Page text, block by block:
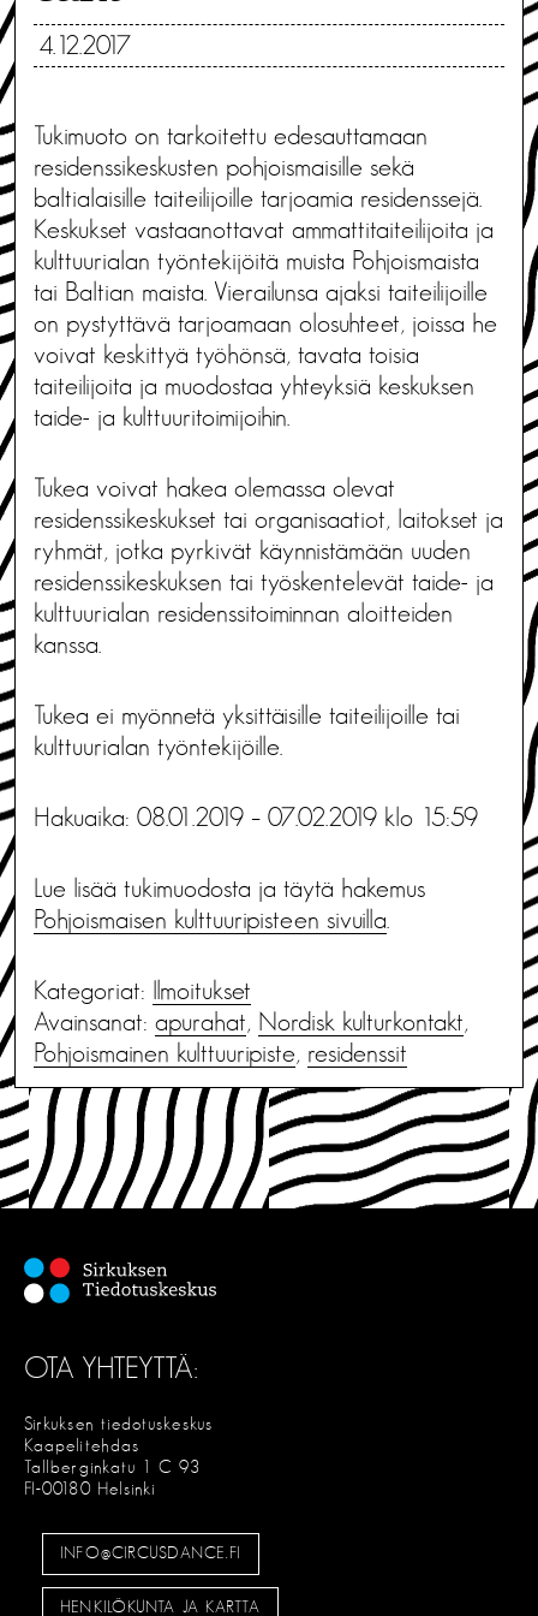
4.12.2017
Tukimuoto on tarkoitettu edesauttamaan
residenssikeskusten pohjoismaisille sekä
baltialaisille taiteilijoille tarjoamia residenssejä.
Keskukset vastaanottavat ammattitaiteilijoita ja
kulttuurialan työntekijöitä muista Pohjoismaista
tai Baltian maista. Vierailunsa ajaksi taiteilijoille
on pystyttävä tarjoamaan olosuhteet, joissa he
voivat keskittyä työhönsä, tavata toisia
taiteilijoita ja muodostaa yhteyksiä keskuksen
taide- ja kulttuuritoimijoihin.
Tukea voivat hakea olemassa olevat
residenssikeskukset tai organisaatiot, laitokset ja
ryhmät, jotka pyrkivät käynnistämään uuden
residenssikeskuksen tai työskentelevät taide- ja
kulttuurialan residenssitoiminnan aloitteiden
kanssa.
Tukea ei myönnetä yksittäisille taiteilijoille tai
kulttuurialan työntekijöille.
Hakuaika: 08.01.2019 – 07.02.2019 klo 15:59
Lue lisää tukimuodosta ja täytä hakemus
Pohjoismaisen kulttuuripisteen sivuilla
Kategoriat: Ilmoitukset
Avainsanat: apurahat, Nordisk kulturkontakt,
Pohjoismainen kulttuuripiste, residenssit
OTA YHTEYTTÄ:
Sirkuksen tiedotuskeskus
Kaapelitehdas
Tallberginkatu 1 C 93
FI-00180 Helsinki
INFO@CIRCUSDANCE.FI
HENKILÖKUNTA JA KARTTA